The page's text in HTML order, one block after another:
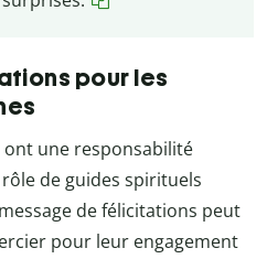
pour les
une responsabilité
de guides spirituels
de félicitations peut
pour leur engagement